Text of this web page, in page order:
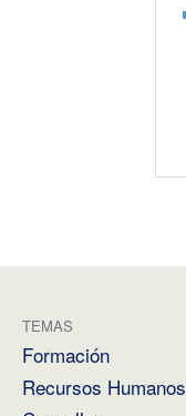
TEMAS
Formación
Recursos Humanos